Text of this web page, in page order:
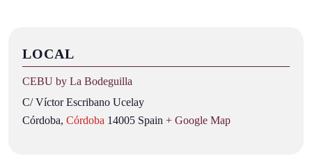
LOCAL
CEBU by La Bodeguilla
C/ Víctor Escribano Ucelay
Córdoba, Córdoba 14005 Spain + Google Map